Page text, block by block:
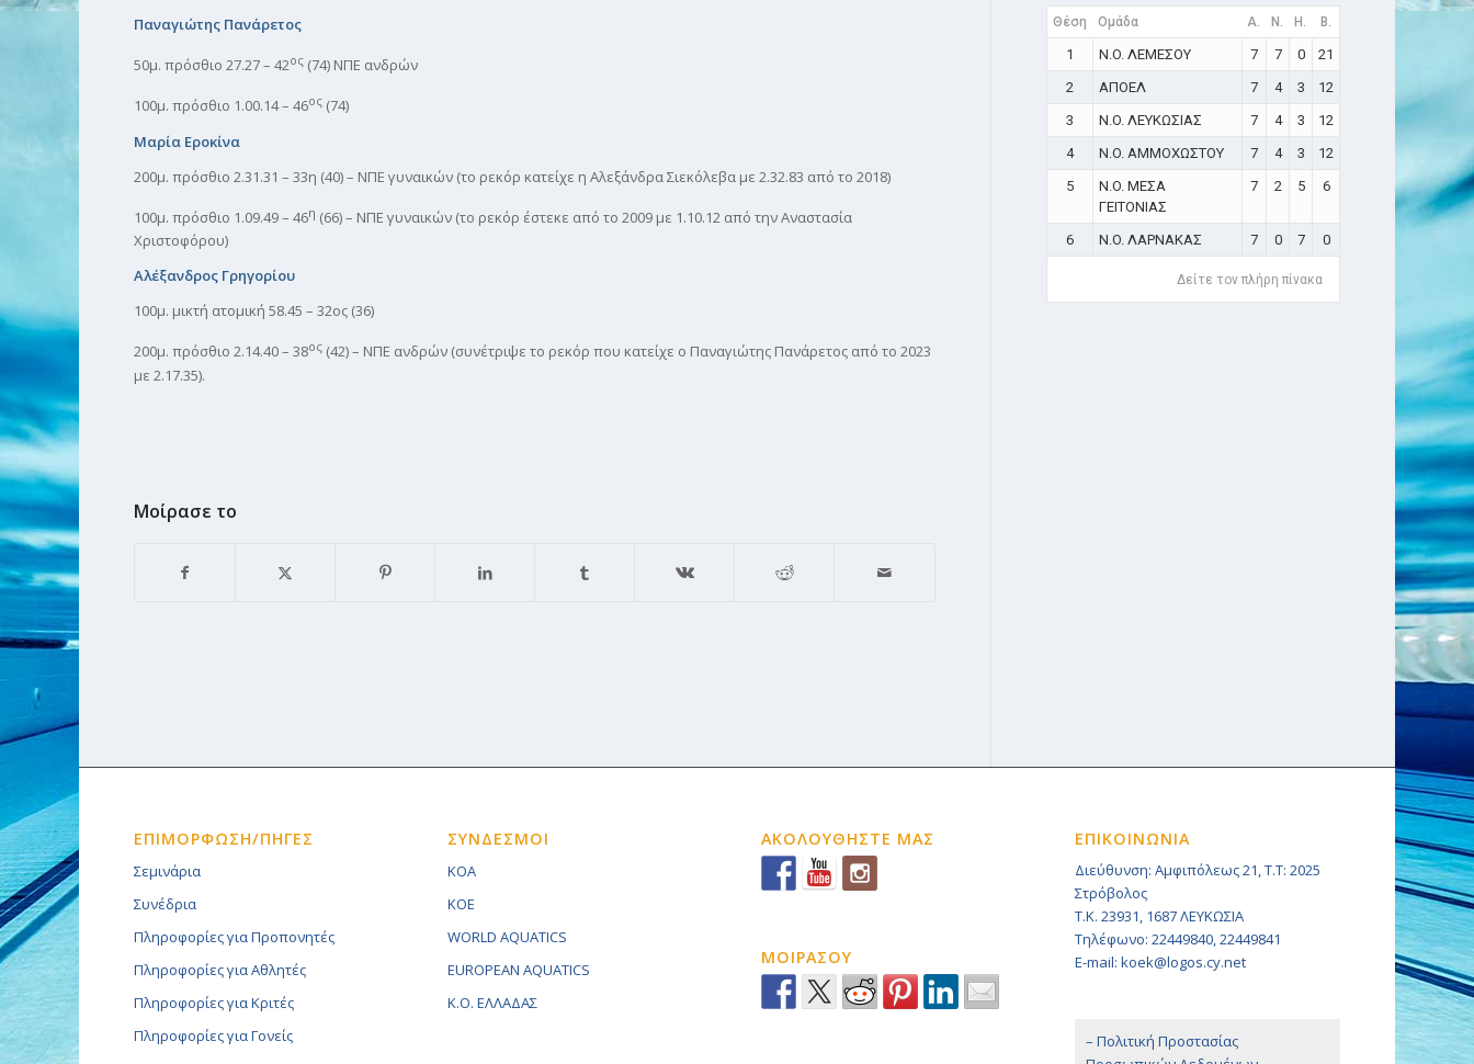
Παναγιώτης Πανάρετος
50μ. πρόσθιο 27.27 – 42ος (74) ΝΠΕ ανδρών
100μ. πρόσθιο 1.00.14 – 46ος (74)
Μαρία Εροκίνα
200μ. πρόσθιο 2.31.31 – 33η (40) – ΝΠΕ γυναικών (το ρεκόρ κατείχε η Αλεξάνδρα Σιεκόλεβα με 2.32.83 από το 2018)
100μ. πρόσθιο 1.09.49 – 46η (66) – ΝΠΕ γυναικών (το ρεκόρ έστεκε από το 2009 με 1.10.12 από την Αναστασία
Χριστοφόρου)
Αλέξανδρος Γρηγορίου
100μ. μικτή ατομική 58.45 – 32ος (36)
200μ. πρόσθιο 2.14.40 – 38ος (42) – ΝΠΕ ανδρών (συνέτριψε το ρεκόρ που κατείχε ο Παναγιώτης Πανάρετος από το 2023
με 2.17.35).
Μοίρασε το
Θέση Ομάδα A. N. H. B.
1 N.O. ΛΕΜΕΣΟΥ 7 7 0
21
2
ΑΠΟΕΛ 7 4 3
12
3
N.O. ΛΕΥΚΩΣΙΑΣ 7 4 3
12
4
N.O. ΑΜΜΟΧΩΣΤΟΥ 7 4 3
12
5
N.O. ΜΕΣΑ
ΓΕΙΤΟΝΙΑΣ
7 2 5 6
6 N.O. ΛΑΡΝΑΚΑΣ 7 0 7 0
Δείτε τον πλήρη πίνακα
ΕΠΙΜΟΡΦΩΣΗ/ΠΗΓΕΣ
Σεμινάρια
Συνέδρια
Πληροφορίες για Προπονητές
Πληροφορίες για Αθλητές
Πληροφορίες για Κριτές
Πληροφορίες για Γονείς
ΣΥΝΔΕΣΜΟΙ
KOA
KOE
WORLD AQUATICS
EUROPEAN AQUATICS
K.O. ΕΛΛΑΔΑΣ
ΑΚΟΛΟΥΘΗΣΤΕ ΜΑΣ
ΜΟΙΡΑΣΟΥ
ΕΠΙΚΟΙΝΩΝΙΑ
Διεύθυνση: Αμφιπόλεως 21, Τ.Τ: 2025
Στρόβολος
Τ.Κ. 23931, 1687 ΛΕΥΚΩΣΙΑ
Τηλέφωνο: 22449840, 22449841
E-mail: koek@logos.cy.net
– Πολιτική Προστασίας